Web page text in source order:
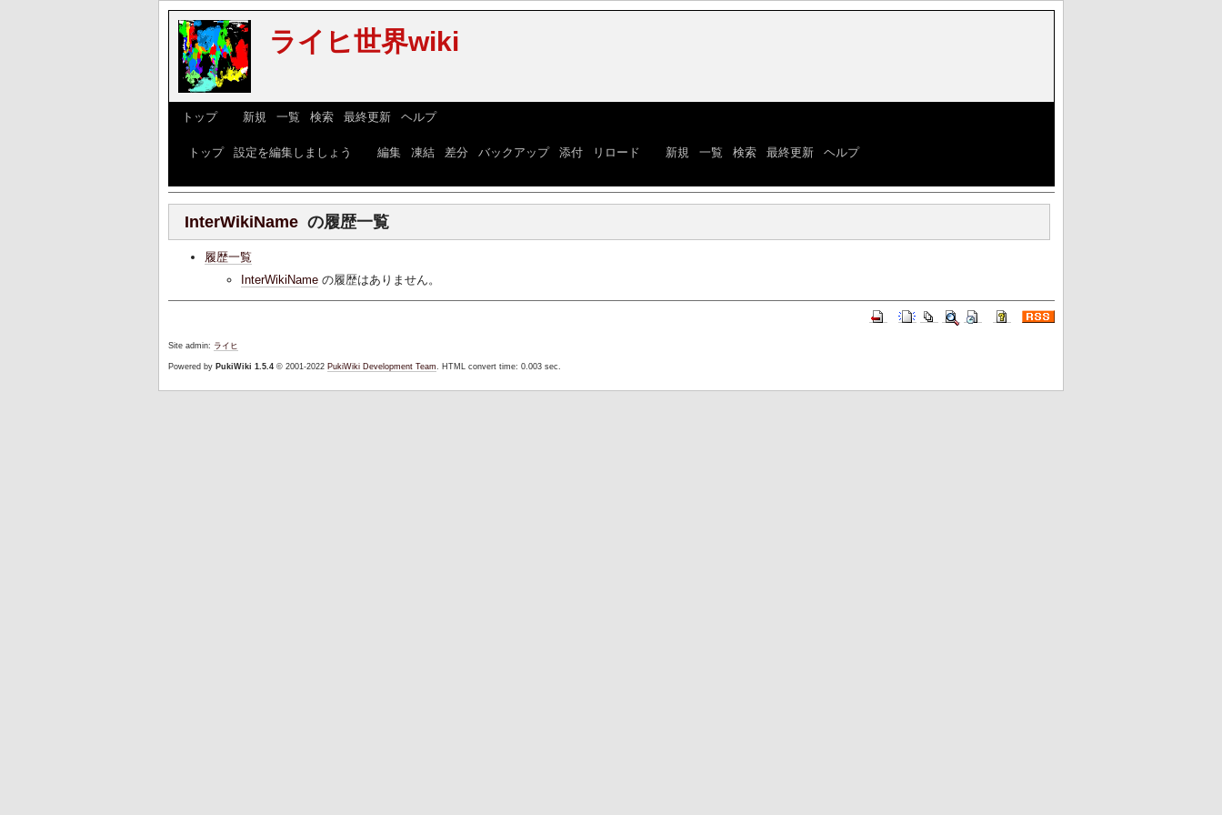
ライヒ世界wiki
トップ] [ 新規 一覧 検索| 最終更新| ヘルプ]
トップ| 設定を編集しましょう 編集| 凍結| 差分 バックアップ| 添付| リロード 新規 一覧 検索| 最終更新| ヘルプ]
InterWikiName の履歴一覧
履歴一覧
InterWikiNameの履歴はありません。
Site admin: ライヒ
Powered by PukiWiki 1.5.4© 2001-2022 PukiWiki Development Team . HTML convert time: 0.003 sec.